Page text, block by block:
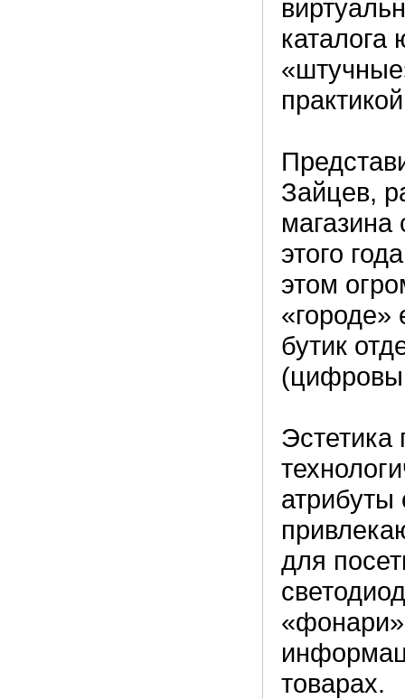
каталога
Зайцев,
этого
этом
«городе»
бутик
Эстетика
атрибуты
для
товарах.